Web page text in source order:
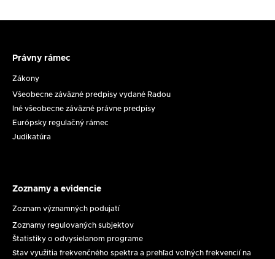
rámec
Právny rámec
Zákony
Všeobecne záväzné predpisy vydané Radou
Iné všeobecne záväzné právne predpisy
Európsky regulačný rámec
Judikatúra
a
evidencie
Zoznamy a evidencie
Zoznam významných podujatí
Zoznamy regulovaných subjektov
Štatistiky o odvysielanom programe
Stav využitia frekvenčného spektra a prehľad voľných frekvencií na
11.08.2026
na
ochranu
maloletých
2026
na
Zasadnutie
RpMS
č.